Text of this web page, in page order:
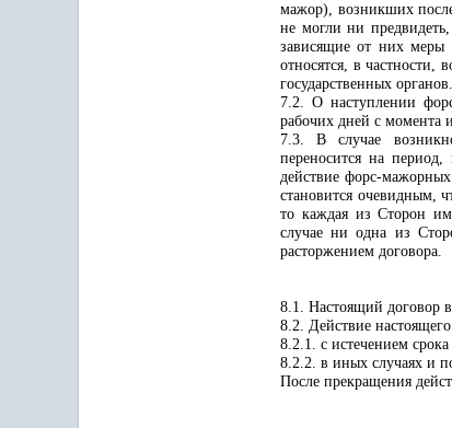
мажор), возникших после
не могли ни
зависящие от них меры
относятся, в частности,
государственных органов.
7.2. О наступлении
рабочих дней с момента
7.3. В случае
переносится на период,
действие форс-мажорных
становится очевидным,
то каждая из Сторон
случае ни одна из
расторжением договора.
8.1. Настоящий договор
8.2. Действие
8.2.1. с истечением
8.2.2. в иных случаях и
После прекращения